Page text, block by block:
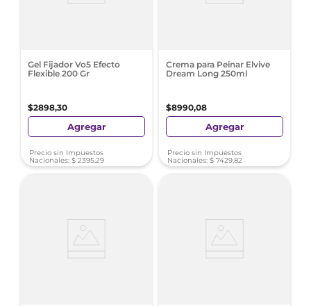
Gel Fijador Vo5 Efecto
Flexible 200 Gr
$2898,30
Agregar
Precio sin Impuestos
Nacionales: $ 2395,29
Crema para Peinar Elvive
Dream Long 250ml
$8990,08
Agregar
Precio sin Impuestos
Nacionales: $ 7429,82